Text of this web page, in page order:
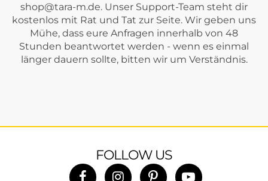
shop@tara-m.de. Unser Support-Team steht dir
kostenlos mit Rat und Tat zur Seite. Wir geben uns
Mühe, dass eure Anfragen innerhalb von 48
Stunden beantwortet werden - wenn es einmal
länger dauern sollte, bitten wir um Verständnis.
FOLLOW US